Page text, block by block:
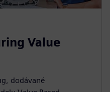
Value
dodávané